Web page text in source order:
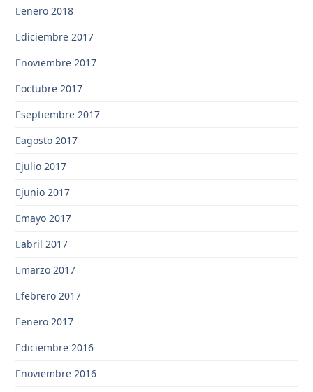
enero 2018
diciembre 2017
noviembre 2017
octubre 2017
septiembre 2017
agosto 2017
julio 2017
junio 2017
mayo 2017
abril 2017
marzo 2017
febrero 2017
enero 2017
diciembre 2016
noviembre 2016